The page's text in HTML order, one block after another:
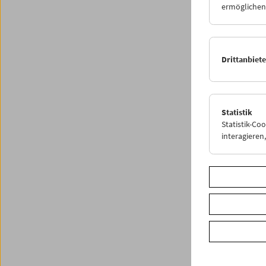
Die
<<
Share
Statistik
Statistik-